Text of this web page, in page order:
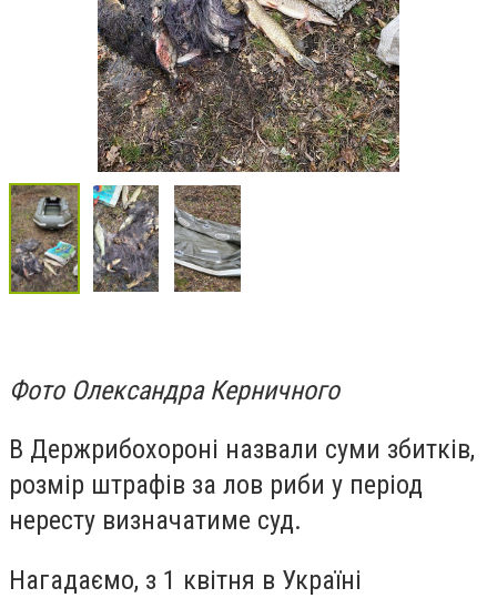
Фото Олександра Керничного
В Держрибохороні назвали суми збитків,
розмір штрафів за лов риби у період
нересту визначатиме суд.
Нагадаємо, з 1 квітня в Україні